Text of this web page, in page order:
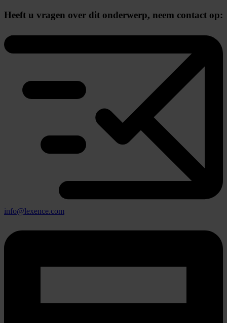
Heeft u vragen over dit onderwerp, neem contact op:
info@lexence.com